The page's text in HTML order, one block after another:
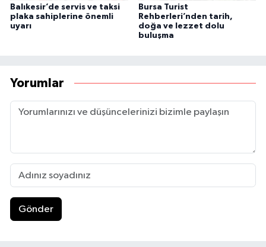
Balıkesir’de servis ve taksi
plaka sahiplerine önemli
uyarı
Bursa Turist
Rehberleri’nden tarih,
doğa ve lezzet dolu
buluşma
Yorumlar
Gönder